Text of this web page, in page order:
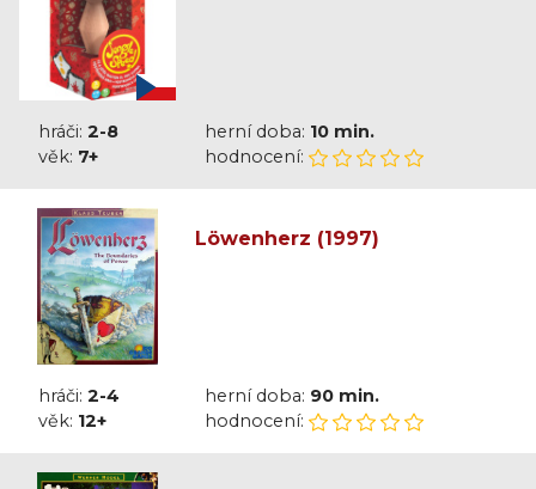
hráči: 2-8 herní doba: 10 min.
věk: 7+ hodnocení:
Löwenherz (1997)
hráči: 2-4 herní doba: 90 min.
věk: 12+ hodnocení: